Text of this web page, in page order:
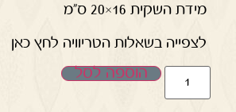
מידת השקית 16×20 ס"מ
לצפייה בשאלות הטריוויה לחץ כאן
הוספה לסל